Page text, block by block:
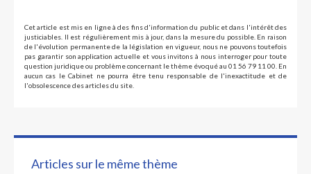
Articles sur le même thème
Cet article est mis en ligne à des fins d'information du public et dans l'intérêt des
justiciables. Il est régulièrement mis à jour, dans la mesure du possible. En raison
de l'évolution permanente de la législation en vigueur, nous ne pouvons toutefois
pas garantir son application actuelle et vous invitons à nous interroger pour toute
question juridique ou problème concernant le thème évoqué au 01 56 79 11 00. En
aucun cas le Cabinet ne pourra être tenu responsable de l'inexactitude et de
l'obsolescence des articles du site.